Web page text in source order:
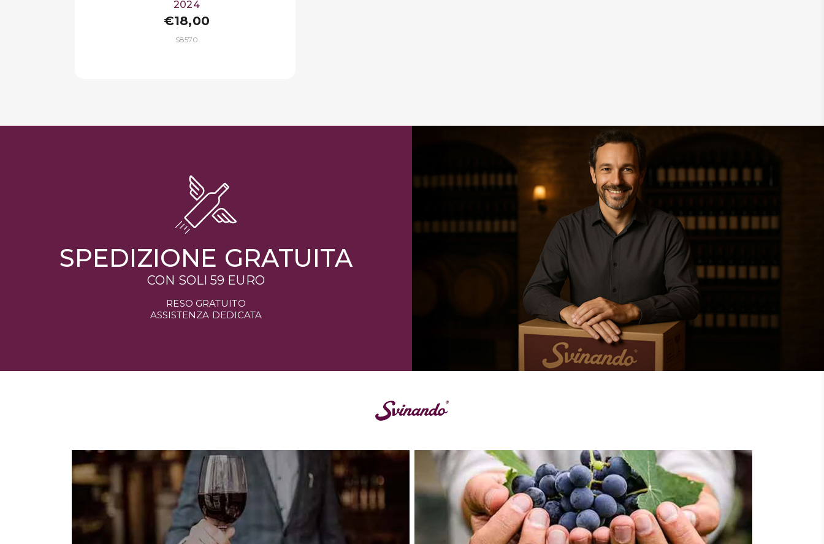
2024
€18,00
S8570
SPEDIZIONE GRATUITA
CON SOLI 59 EURO
RESO GRATUITO
ASSISTENZA DEDICATA